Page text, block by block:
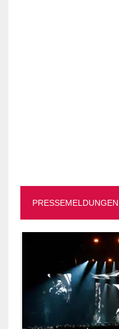
PRESSEMELDUNGEN